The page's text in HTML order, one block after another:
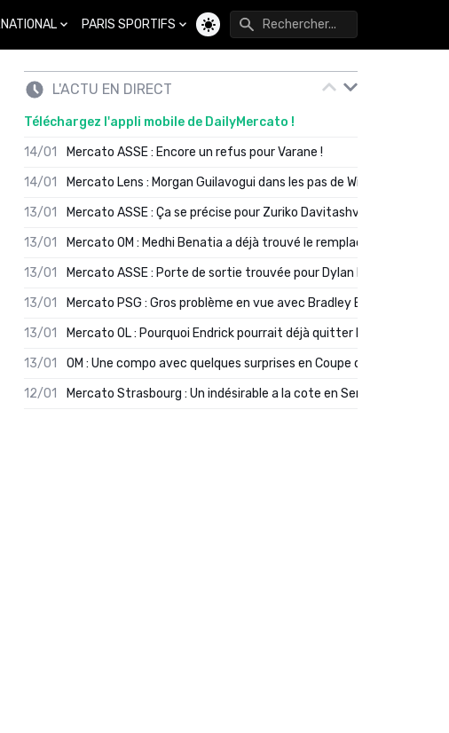
PARIS SPORTIFS
Changer de thème
L'ACTU EN DIRECT
Téléchargez l'appli mobile de DailyMercato !
14/01
Mercato ASSE : Encore un refus pour Varane !
14/01
Mercato Lens : Morgan Guilavogui dans les pas de Will Still ?
13/01
Mercato ASSE : Ça se précise pour Zuriko Davitashvili
13/01
Mercato OM : Medhi Benatia a déjà trouvé le remplaçant de Robinio
13/01
Mercato ASSE : Porte de sortie trouvée pour Dylan Batubinsika
13/01
Mercato PSG : Gros problème en vue avec Bradley Barcola ?
13/01
Mercato OL : Pourquoi Endrick pourrait déjà quitter Lyon en janvier
13/01
OM : Une compo avec quelques surprises en Coupe de France
12/01
Mercato Strasbourg : Un indésirable a la cote en Serie A